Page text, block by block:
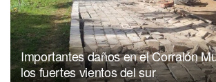
Importantes daños en el Corralón
los fuertes vientos del sur